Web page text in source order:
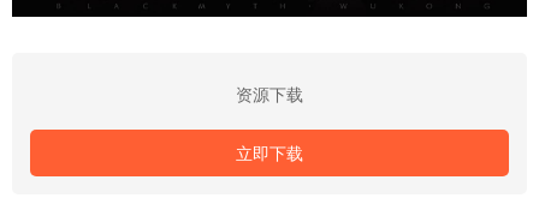
资源下载
立即下载